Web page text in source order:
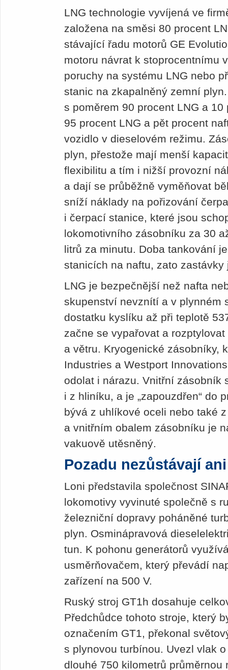
LNG technologie vyvíjená ve
založena na směsi 80 procent
stávající řadu motorů GE
motoru návrat k stoprocentnímu
poruchy na systému LNG nebo
stanic na zkapalněný zemní
s poměrem 90 procent LNG a
95 procent LNG a pět procent
vozidlo v dieselovém režimu.
plyn, přestože mají menší
flexibilitu a tím i nižší provozní
a dají se průběžně vyměňovat
sníží náklady na pořizování
i čerpací stanice, které jsou
lokomotivního zásobníku za 30
litrů za minutu. Doba tankování
stanicích na naftu, zato zastávky
LNG je bezpečnější než nafta
skupenství nevznítí a v plynném
dostatku kyslíku až při teplotě
začne se vypařovat a
a větru. Kryogenické zásobníky,
Industries a Westport
odolat i nárazu. Vnitřní zásobník
i z hliníku, a je „zapouzdřen“ do
bývá z uhlíkové oceli nebo také
a vnitřním obalem zásobníku je
vakuově utěsněný.
Pozadu nezůstávají
Loni představila společnost
lokomotivy vyvinuté společně s
železniční dopravy poháněné
plyn. Osminápravová
tun. K pohonu generátorů
usměrňovačem, který převádí
zařízení na 500 V.
Ruský stroj GT1h dosahuje
Předchůdce tohoto stroje, který
označením GT1, překonal
s plynovou turbínou. Uvezl vlak
dlouhé 750 kilometrů průměrnou